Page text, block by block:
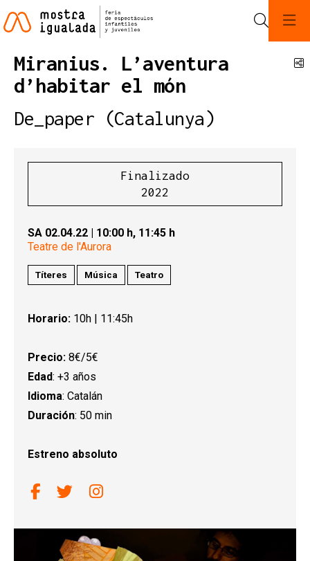
Miranius. L’aventura
d’habitar el món
De_paper (Catalunya)
Finalizado
2022
SA 02.04.22 | 10:00 h, 11:45 h
Teatre de l'Aurora
Títeres Música Teatro
Horario: 10h | 11:45h
Precio: 8€/5€
Edad: +3 años
Idioma: Catalán
Duración: 50 min
Estreno absoluto
Link a facebook
Link a twitter
Link a instagram